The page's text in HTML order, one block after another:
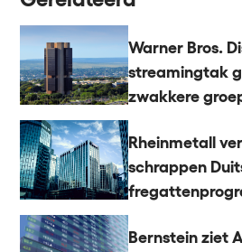
Warner Bros.
streamingtak
zwakkere
Rheinmetall
schrappen
Bernstein ziet